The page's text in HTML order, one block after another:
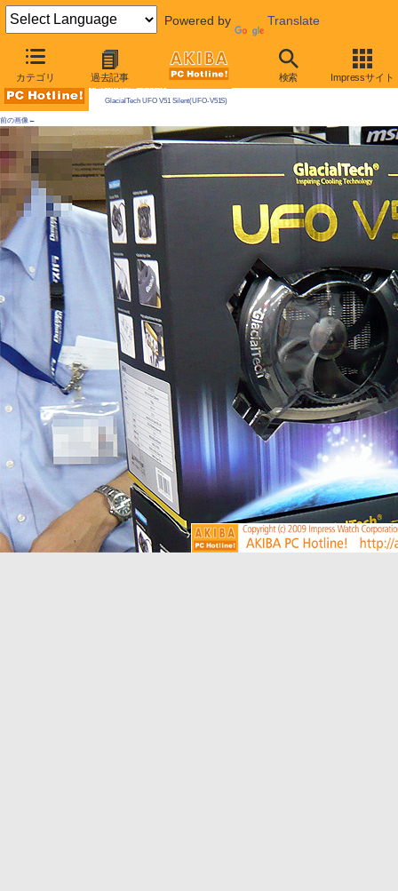
Powered by Translate
カテゴリ 過去記事 検索 Impressサイト
AKIBA PC Hotline! 2009年8月8日号
GlacialTech UFO V51 Silent(UFO-V51S)
前の画像←